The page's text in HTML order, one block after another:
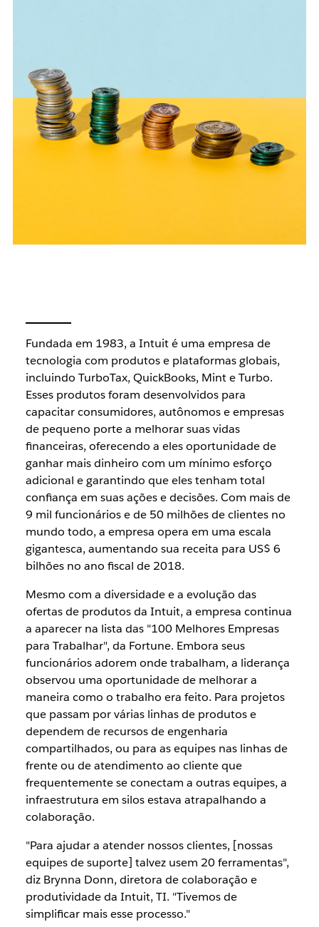
Fundada em 1983, a Intuit é uma empresa de
tecnologia com produtos e plataformas globais,
incluindo TurboTax, QuickBooks, Mint e Turbo.
Esses produtos foram desenvolvidos para
capacitar consumidores, autônomos e empresas
de pequeno porte a melhorar suas vidas
financeiras, oferecendo a eles oportunidade de
ganhar mais dinheiro com um mínimo esforço
adicional e garantindo que eles tenham total
confiança em suas ações e decisões. Com mais de
9 mil funcionários e de 50 milhões de clientes no
mundo todo, a empresa opera em uma escala
gigantesca, aumentando sua receita para US$ 6
bilhões no ano fiscal de 2018.
Mesmo com a diversidade e a evolução das
ofertas de produtos da Intuit, a empresa continua
a aparecer na lista das "100 Melhores Empresas
para Trabalhar", da Fortune. Embora seus
funcionários adorem onde trabalham, a liderança
observou uma oportunidade de melhorar a
maneira como o trabalho era feito. Para projetos
que passam por várias linhas de produtos e
dependem de recursos de engenharia
compartilhados, ou para as equipes nas linhas de
frente ou de atendimento ao cliente que
frequentemente se conectam a outras equipes, a
infraestrutura em silos estava atrapalhando a
colaboração.
"Para ajudar a atender nossos clientes, [nossas
equipes de suporte] talvez usem 20 ferramentas",
diz Brynna Donn, diretora de colaboração e
produtividade da Intuit, TI. "Tivemos de
simplificar mais esse processo."